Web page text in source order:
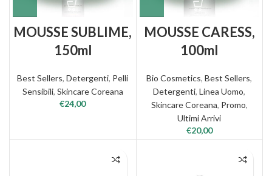
MOUSSE SUBLIME,
150ml
Best Sellers,Detergenti, Pelli
Sensibili, Skincare Coreana
€24,00
MOUSSE CARESS,
100ml
Bio Cosmetics,Best Sellers,
Detergenti,Linea Uomo,
Skincare Coreana, Promo,
Ultimi Arrivi
€20,00